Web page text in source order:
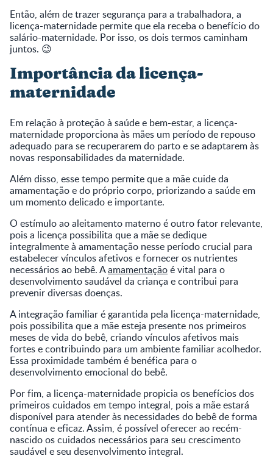
Então, além de trazer segurança para a trabalhadora, a
licença-maternidade permite que ela receba o benefício do
salário-maternidade. Por isso, os dois termos caminham
juntos. 😉
Importância da licença-
maternidade
Em relação à proteção à saúde e bem-estar, a licença-
maternidade proporciona às mães um período de repouso
adequado para se recuperarem do parto e se adaptarem às
novas responsabilidades da maternidade.
Além disso, esse tempo permite que a mãe cuide da
amamentação e do próprio corpo, priorizando a saúde em
um momento delicado e importante.
O estímulo ao aleitamento materno é outro fator relevante,
pois a licença possibilita que a mãe se dedique
integralmente à amamentação nesse período crucial para
estabelecer vínculos afetivos e fornecer os nutrientes
necessários ao bebê. Aamamentaçãoé vital para o
desenvolvimento saudável da criança e contribui para
prevenir diversas doenças.
A integração familiar é garantida pela licença-maternidade,
pois possibilita que a mãe esteja presente nos primeiros
meses de vida do bebê, criando vínculos afetivos mais
fortes e contribuindo para um ambiente familiar acolhedor.
Essa proximidade também é benéfica para o
desenvolvimento emocional do bebê.
Por fim, a licença-maternidade propicia os benefícios dos
primeiros cuidados em tempo integral, pois a mãe estará
disponível para atender às necessidades do bebê de forma
contínua e eficaz. Assim, é possível oferecer ao recém-
nascido os cuidados necessários para seu crescimento
saudável e seu desenvolvimento integral.